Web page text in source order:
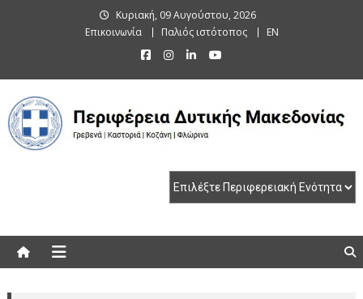
Κυριακή, 09 Αυγούστου, 2026
Επικοινωνία
Παλιός ιστότοπος EN